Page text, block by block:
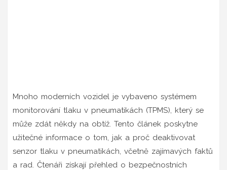
Mnoho moderních vozidel je vybaveno systémem
monitorování tlaku v pneumatikách (TPMS), který se
může zdát někdy na obtíž. Tento článek poskytne
užitečné informace o tom, jak a proč deaktivovat
senzor tlaku v pneumatikách, včetně zajímavých faktů
a rad. Čtenáři získají přehled o bezpečnostních